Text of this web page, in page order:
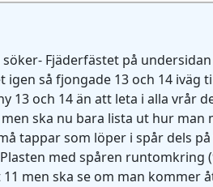
söker- Fjäderfästet på
så fjongade 13 och 14 iväg
13 och 14 än att leta i alla vrår
ska nu bara lista ut hur man
tappar som löper i spår dels
med spåren runtomkring
men ska se om man kommer